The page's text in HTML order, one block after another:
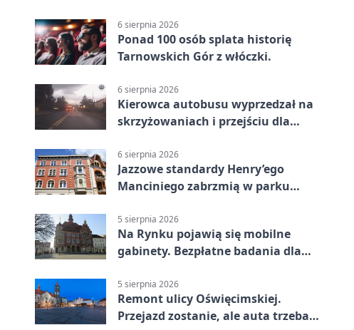
6 sierpnia 2026
Ponad 100 osób splata historię
Tarnowskich Gór z włóczki.
6 sierpnia 2026
Kierowca autobusu wyprzedzał na
skrzyżowaniach i przejściu dla
6 sierpnia 2026
Jazzowe standardy Henry’ego
Manciniego zabrzmią w parku
5 sierpnia 2026
Na Rynku pojawią się mobilne
gabinety. Bezpłatne badania dla
5 sierpnia 2026
Remont ulicy Oświęcimskiej.
Przejazd zostanie, ale auta trzeba